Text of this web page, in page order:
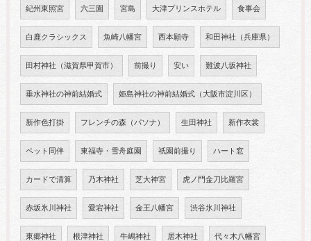
紀州東照宮 六三園 宮島 大津プリンスホテル 食事会
白鹿クラシックス 魚崎八幡宮 西本願寺 和田神社（兵庫県）
田村神社（滋賀県甲賀市） 前撮り 安い 難波八坂神社
垂水神社の神前結婚式 姫島神社の神前結婚式（大阪市淀川区）
新作色打掛 フレンチの森（パソナ） 生田神社 新作衣裳
ペット同伴 東福寺・雪舟庭園 祇園前撮り ハート窓
カードで清算 乃木神社 芝大神宮 虎ノ門金刀比羅宮
赤坂氷川神社 愛宕神社 金王八幡宮 渋谷氷川神社
東郷神社 根津神社 牛嶋神社 居木神社 代々木八幡宮